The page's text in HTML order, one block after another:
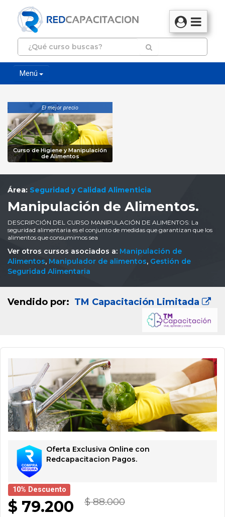
Menú
El mejor precio
Curso de Higiene y Manipulación
de Alimentos
Área: Seguridad y Calidad Alimenticia
Manipulación de Alimentos.
DESCRIPCIÓN DEL CURSO MANIPULACIÓN DE ALIMENTOS: La
seguridad alimentaria es el conjunto de medidas que garantizan que los
alimentos que consumimos sea
Ver otros cursos asociados a: Manipulación de
Alimentos, Manipulador de alimentos, Gestión de
Seguridad Alimentaria
Vendido por: TM Capacitación Limitada
Oferta Exclusiva Online con
Redcapacitacion Pagos.
10% Descuento
$ 79.200 $ 88.000